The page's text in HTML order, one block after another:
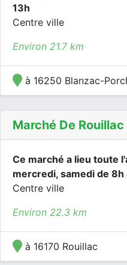
13h
Centre ville
Environ 21.7 km
à 16250 Blanzac-
Marché De Rouillac
Ce marché a lieu toute
mercredi, samedi de 8h
Centre ville
Environ 22.3 km
à 16170 Rouillac